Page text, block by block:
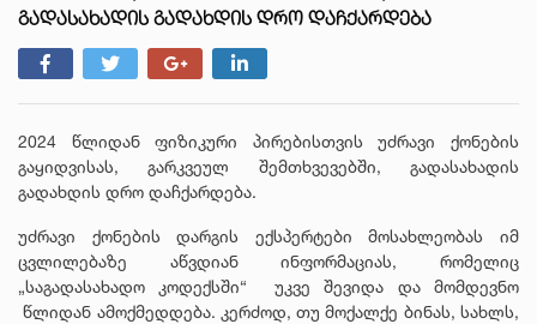
ᲒᲐᲓᲐᲡᲐᲮᲐᲓᲘᲡ ᲒᲐᲓᲐᲮᲓᲘᲡ ᲓᲠᲝ ᲓᲐᲩᲥᲐᲠᲓᲔᲑᲐ
2024 წლიდან ფიზიკური პირებისთვის უძრავი ქონების
გაყიდვისას, გარკვეულ შემთხვევებში, გადასახადის
გადახდის დრო დაჩქარდება.
უძრავი ქონების დარგის ექსპერტები მოსახლეობას იმ
ცვლილებაზე აწვდიან ინფორმაციას, რომელიც
„საგადასახადო კოდექსში“ უკვე შევიდა და მომდევნო
წლიდან ამოქმედდება. კერძოდ, თუ მოქალქე ბინას, სახლს,